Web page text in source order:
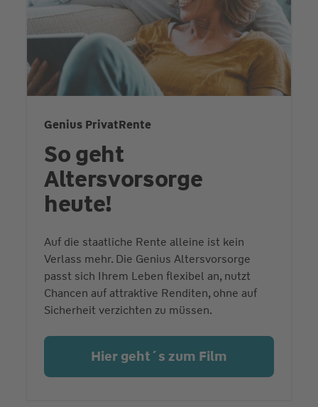
Genius PrivatRente
So geht
Altersvorsorge
heute!
Auf die staatliche Rente alleine ist kein
Verlass mehr. Die Genius Altersvorsorge
passt sich Ihrem Leben flexibel an, nutzt
Chancen auf attraktive Renditen, ohne auf
Sicherheit verzichten zu müssen.
Hier geht´s zum Film